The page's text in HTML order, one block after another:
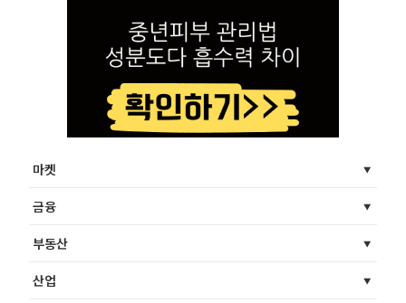
마켓
금융
부동산
산업